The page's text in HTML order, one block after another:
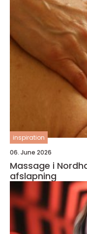
inspiration
06. June 2026
Massage i
afslapning